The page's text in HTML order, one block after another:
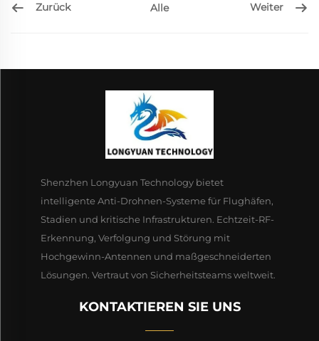
Zurück Alle Weiter
Shenzhen Longyuan Technology bietet
intelligente Anti-Drohnen-Systeme für Flughäfen,
Stadien und kritische Infrastrukturen. Echtzeit-RF-
Erkennung, Verfolgung und Störung mit
Hochgewinn-Antennen und maßgeschneiderten
Lösungen. Vertraut von Sicherheitsteams weltweit.
KONTAKTIEREN SIE UNS